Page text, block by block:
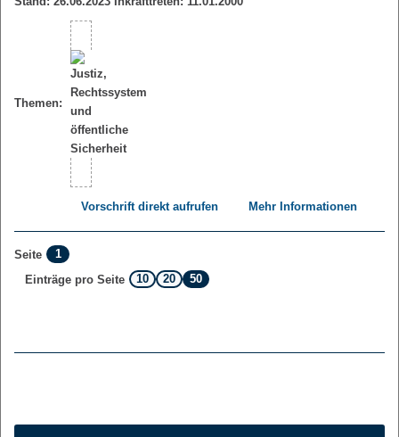
Themen:
Vorschrift direkt aufrufen Mehr Informationen
Seite
1
Einträge pro Seite
10 20 50